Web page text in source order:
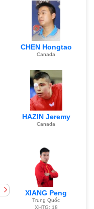
CHEN Hongtao
Canada
HAZIN Jeremy
Canada
XIANG Peng
Trung Quốc
XHTG: 18